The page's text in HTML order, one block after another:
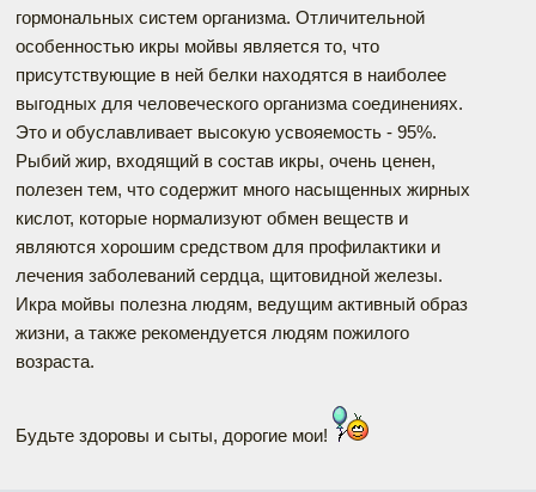
гормональных систем организма. Отличительной
особенностью икры мойвы является то, что
присутствующие в ней белки находятся в наиболее
выгодных для человеческого организма соединениях.
Это и обуславливает высокую усвояемость - 95%.
Рыбий жир, входящий в состав икры, очень ценен,
полезен тем, что содержит много насыщенных жирных
кислот, которые нормализуют обмен веществ и
являются хорошим средством для профилактики и
лечения заболеваний сердца, щитовидной железы.
Икра мойвы полезна людям, ведущим активный образ
жизни, а также рекомендуется людям пожилого
возраста.
Будьте здоровы и сыты, дорогие мои!